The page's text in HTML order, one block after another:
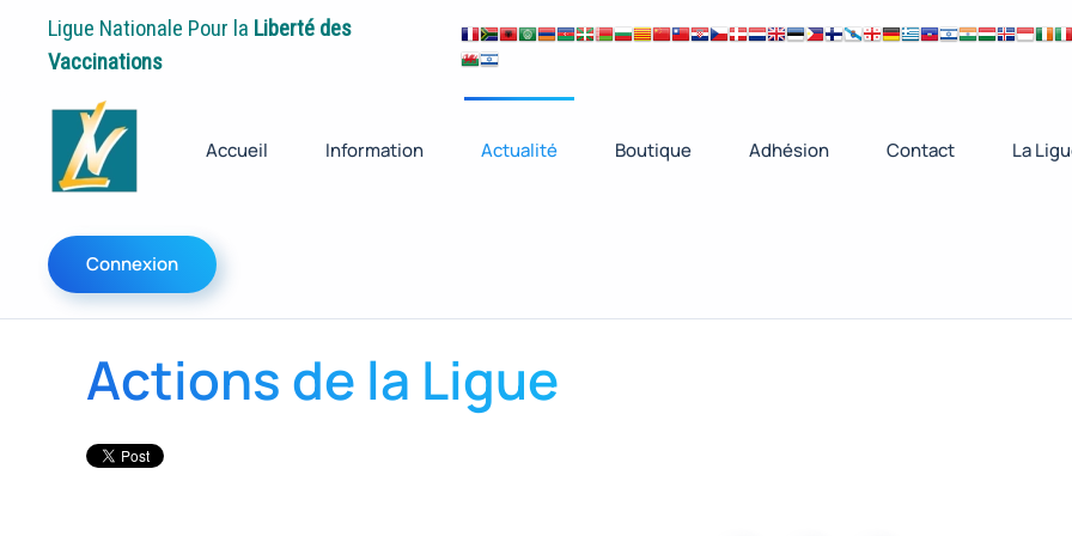
Ligue Nationale Pour la Liberté des
Vaccinations
Accueil Information Actualité Boutique Adhésion Contact La
Connexion
Actions de la Ligue